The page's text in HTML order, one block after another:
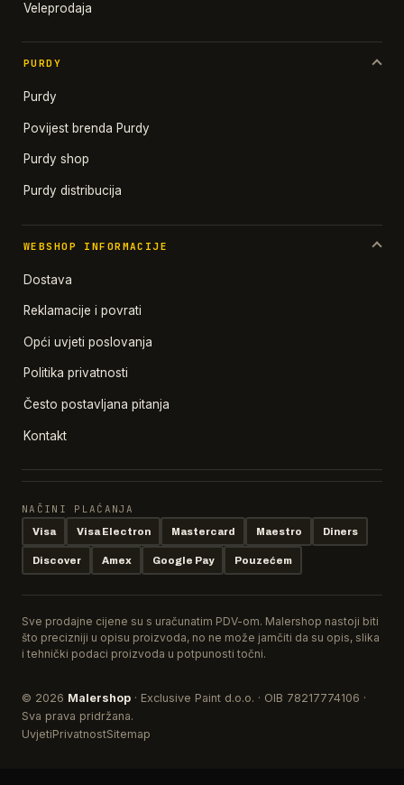
Veleprodaja
PURDY
Purdy
Povijest brenda Purdy
Purdy shop
Purdy distribucija
WEBSHOP INFORMACIJE
Dostava
Reklamacije i povrati
Opći uvjeti poslovanja
Politika privatnosti
Često postavljana pitanja
Kontakt
NAČINI PLAĆANJA
Visa Visa Electron Mastercard Maestro Diners
Discover Amex Google Pay Pouzećem
Sve prodajne cijene su s uračunatim PDV-om. Malershop nastoji biti
što precizniji u opisu proizvoda, no ne može jamčiti da su opis, slika
i tehnički podaci proizvoda u potpunosti točni.
© 2026 Malershop · Exclusive Paint d.o.o. · OIB 78217774106 ·
Sva prava pridržana.
UvjetiPrivatnostSitemap